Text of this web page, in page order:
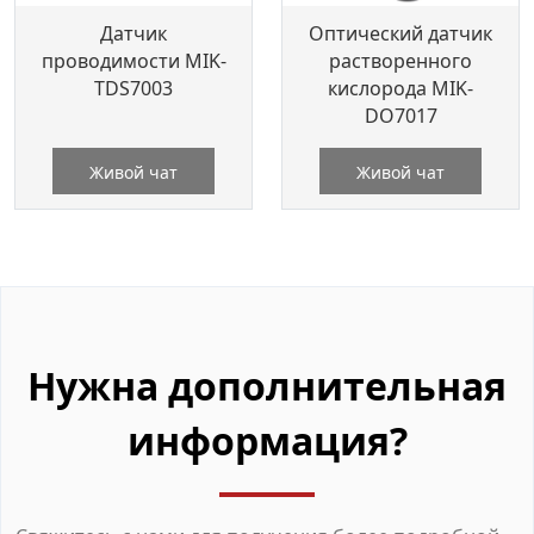
Датчик
проводимости MIK-
TDS7003
Живой чат
Оптический датчик
растворенного
кислорода MIK-
DO7017
Живой чат
Нужна дополнительная
информация?